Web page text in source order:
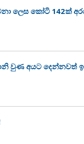
ලෙස කෝටි 142ක්
වුණ අයට දෙන්නවත්